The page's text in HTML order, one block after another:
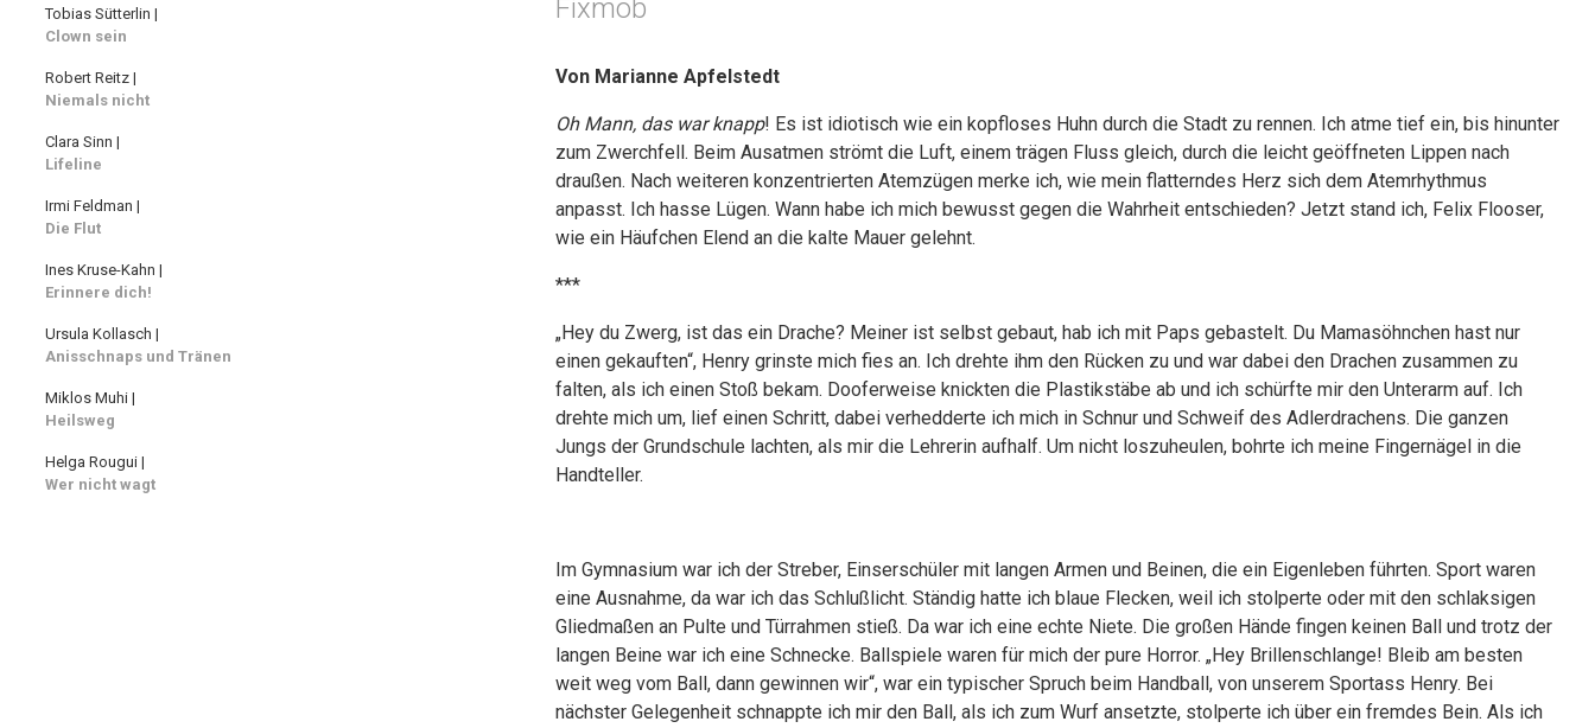
Fixmob
Von Marianne Apfelstedt
Oh Mann, das war knapp! Es ist idiotisch wie ein kopfloses Huhn durch die Stadt zu rennen. Ich atme tief ein, bis hinunter
zum Zwerchfell. Beim Ausatmen strömt die Luft, einem trägen Fluss gleich, durch die leicht geöffneten Lippen nach
draußen. Nach weiteren konzentrierten Atemzügen merke ich, wie mein flatterndes Herz sich dem Atemrhythmus
anpasst. Ich hasse Lügen. Wann habe ich mich bewusst gegen die Wahrheit entschieden? Jetzt stand ich, Felix Flooser,
wie ein Häufchen Elend an die kalte Mauer gelehnt.
***
„Hey du Zwerg, ist das ein Drache? Meiner ist selbst gebaut, hab ich mit Paps gebastelt. Du Mamasöhnchen hast nur
einen gekauften“, Henry grinste mich fies an. Ich drehte ihm den Rücken zu und war dabei den Drachen zusammen zu
falten, als ich einen Stoß bekam. Dooferweise knickten die Plastikstäbe ab und ich schürfte mir den Unterarm auf. Ich
drehte mich um, lief einen Schritt, dabei verhedderte ich mich in Schnur und Schweif des Adlerdrachens. Die ganzen
Jungs der Grundschule lachten, als mir die Lehrerin aufhalf. Um nicht loszuheulen, bohrte ich meine Fingernägel in die
Handteller.
Im Gymnasium war ich der Streber, Einserschüler mit langen Armen und Beinen, die ein Eigenleben führten. Sport waren
eine Ausnahme, da war ich das Schlußlicht. Ständig hatte ich blaue Flecken, weil ich stolperte oder mit den schlaksigen
Gliedmaßen an Pulte und Türrahmen stieß. Da war ich eine echte Niete. Die großen Hände fingen keinen Ball und trotz der
langen Beine war ich eine Schnecke. Ballspiele waren für mich der pure Horror. „Hey Brillenschlange! Bleib am besten
weit weg vom Ball, dann gewinnen wir“, war ein typischer Spruch beim Handball, von unserem Sportass Henry. Bei
nächster Gelegenheit schnappte ich mir den Ball, als ich zum Wurf ansetzte, stolperte ich über ein fremdes Bein. Als ich
Tobias Sütterlin |
Clown sein
Robert Reitz |
Niemals nicht
Clara Sinn |
Lifeline
Irmi Feldman |
Die Flut
Ines Kruse-Kahn |
Erinnere dich!
Ursula Kollasch |
Anisschnaps und Tränen
Miklos Muhi |
Heilsweg
Helga Rougui |
Wer nicht wagt